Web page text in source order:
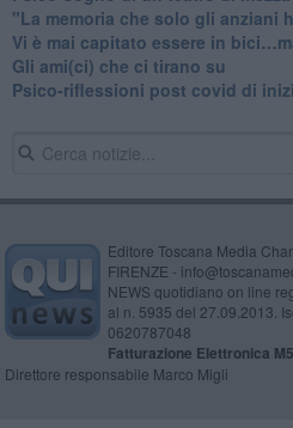
"La memoria che solo gli anziani
​Vi è mai capitato essere in
​Gli ami(ci) che ci tirano su
Psico-riflessioni post covid di
Editore Toscana Media
FIRENZE -
NEWS quotidiano on line
al n. 5935 del 27.09.2013.
0620787048
Fatturazione Elettronica
Direttore responsabile Marco Migli